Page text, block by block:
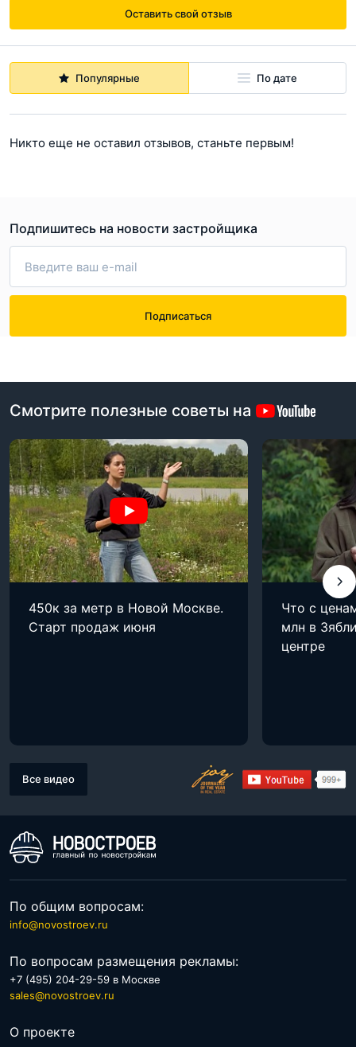
Оставить свой отзыв
Популярные По дате
Никто еще не оставил отзывов, станьте первым!
Подпишитесь на новости застройщика
Подписаться
Смотрите полезные советы на
450к за метр в Новой Москве.
Старт продаж июня
Что с
млн в
центре
Все видео
По общим вопросам:
info@novostroev.ru
По вопросам размещения рекламы:
+7 (495) 204-29-59 в Москве
sales@novostroev.ru
О проекте